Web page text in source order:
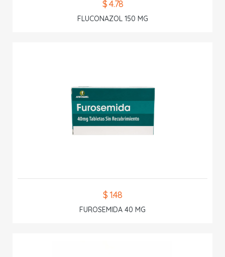
$ 4.78
FLUCONAZOL 150 MG
$ 1.48
FUROSEMIDA 40 MG